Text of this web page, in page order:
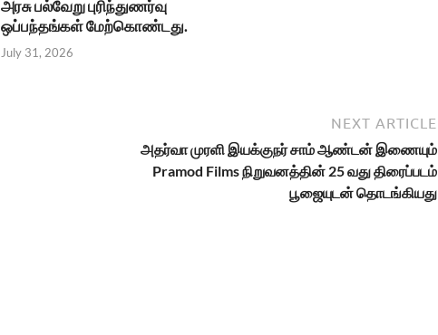
அரசு பல்வேறு புரிந்துணர்வு
ஒப்பந்தங்கள் மேற்கொண்டது.
July 31, 2026
NEXT ARTICLE
அதர்வா முரளி இயக்குநர் சாம் ஆண்டன் இணையும்
Pramod Films நிறுவனத்தின் 25 வது திரைப்படம்
பூஜையுடன் தொடங்கியது